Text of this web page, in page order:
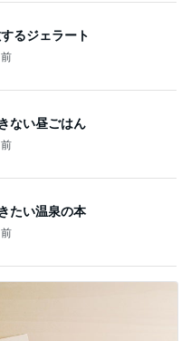
るジェラート
ない昼ごはん
たい温泉の本